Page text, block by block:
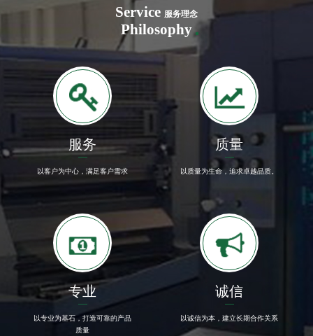
Service 服务理念
Philosophy
服务
以客户为中心，满足客户需求
质量
以质量为生命，追求卓越品质。
专业
以专业为基石，打造可靠的产品
质量
诚信
以诚信为本，建立长期合作关系